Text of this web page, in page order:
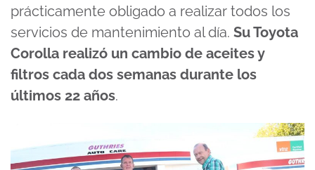
prácticamente obligado a realizar todos los
servicios de mantenimiento al día. Su Toyota
Corolla realizó un cambio de aceites y
filtros cada dos semanas durante los
últimos 22 años.